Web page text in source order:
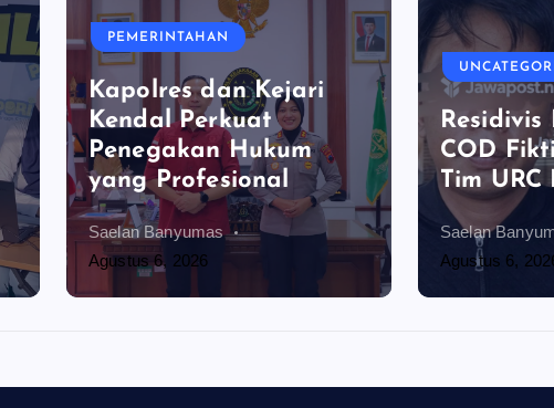
PEMERINTAHAN
Kapolres dan Kejari
Kendal Perkuat
Penegakan Hukum
yang Profesional
Saelan Banyumas
Agustus 6, 2026
Residivis
COD
Tim URC
Saelan
Agustus 6,